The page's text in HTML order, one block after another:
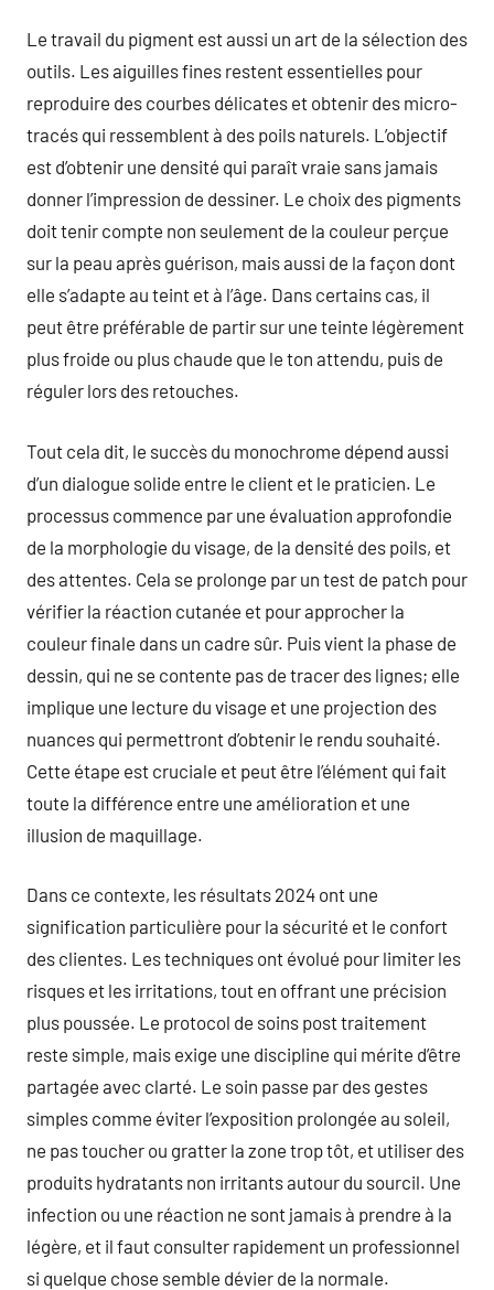
Le travail du pigment est aussi un art de la sélection des
outils. Les aiguilles fines restent essentielles pour
reproduire des courbes délicates et obtenir des micro-
tracés qui ressemblent à des poils naturels. L’objectif
est d’obtenir une densité qui paraît vraie sans jamais
donner l’impression de dessiner. Le choix des pigments
doit tenir compte non seulement de la couleur perçue
sur la peau après guérison, mais aussi de la façon dont
elle s’adapte au teint et à l’âge. Dans certains cas, il
peut être préférable de partir sur une teinte légèrement
plus froide ou plus chaude que le ton attendu, puis de
réguler lors des retouches.
Tout cela dit, le succès du monochrome dépend aussi
d’un dialogue solide entre le client et le praticien. Le
processus commence par une évaluation approfondie
de la morphologie du visage, de la densité des poils, et
des attentes. Cela se prolonge par un test de patch pour
vérifier la réaction cutanée et pour approcher la
couleur finale dans un cadre sûr. Puis vient la phase de
dessin, qui ne se contente pas de tracer des lignes; elle
implique une lecture du visage et une projection des
nuances qui permettront d’obtenir le rendu souhaité.
Cette étape est cruciale et peut être l’élément qui fait
toute la différence entre une amélioration et une
illusion de maquillage.
Dans ce contexte, les résultats 2024 ont une
signification particulière pour la sécurité et le confort
des clientes. Les techniques ont évolué pour limiter les
risques et les irritations, tout en offrant une précision
plus poussée. Le protocol de soins post traitement
reste simple, mais exige une discipline qui mérite d’être
partagée avec clarté. Le soin passe par des gestes
simples comme éviter l’exposition prolongée au soleil,
ne pas toucher ou gratter la zone trop tôt, et utiliser des
produits hydratants non irritants autour du sourcil. Une
infection ou une réaction ne sont jamais à prendre à la
légère, et il faut consulter rapidement un professionnel
si quelque chose semble dévier de la normale.